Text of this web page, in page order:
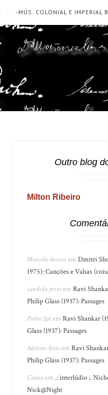
-MÚS. COLONIAL E IMPERIAL
Outro blog
Milton Ribeiro
Marcelo devotoemDmitri
1975): Canções e Valsas
candida piresemRavi
Philip Glass (1937): Passages
Pedro IpêemRavi Shankar
Glass (1937): Passages
Adilson AssisemRavi
Philip Glass (1937): Passages
Cássioem .: interlúdio :.
Nick@Night